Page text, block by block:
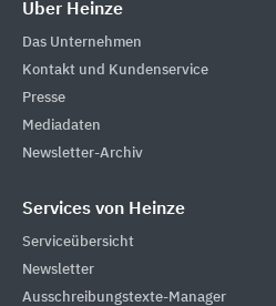
Über Heinze
Das Unternehmen
Kontakt und Kundenservice
Presse
Mediadaten
Newsletter-Archiv
Services von Heinze
Serviceübersicht
Newsletter
Ausschreibungstexte-Manager